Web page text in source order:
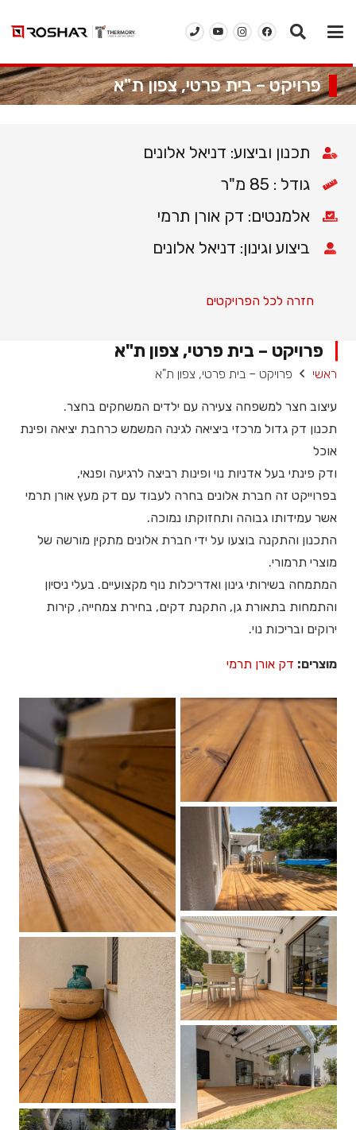
פרויקט – בית פרטי, צפון ת"א
פרויקט – בית פרטי, צפון ת"א
ראשי פרויקט – בית פרטי, צפון ת"א
עיצוב חצר למשפחה צעירה עם ילדים המשחקים בחצר.
תכנון דק גדול מרכזי ביציאה לגינה המשמש כרחבת יציאה ופינת
אוכל
ודק פינתי בעל אדניות נוי ופינות רביצה לרגיעה ופנאי,
בפרוייקט זה חברת אלונים בחרה לעבוד עם דק מעץ אורן תרמי
אשר עמידותו גבוהה ותחזוקתו נמוכה.
התכנון והתקנה בוצעו על ידי חברת אלונים מתקין מורשה של
מוצרי תרמורי.
המתמחה בשירותי גינון ואדריכלות נוף מקצועיים. בעלי ניסיון
והתמחות בתאורת גן, התקנת דקים, בחירת צמחייה, קירות
ירוקים ובריכות נוי.
מוצרים: דק אורן תרמי
תכנון וביצוע: דניאל אלונים
גודל : 85 מ"ר
אלמנטים: דק אורן תרמי
ביצוע וגינון: דניאל אלונים
חזרה לכל הפרויקטים